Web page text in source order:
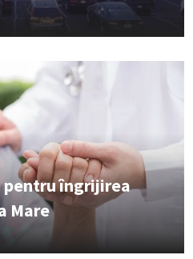
pentru îngrijirea
Mare